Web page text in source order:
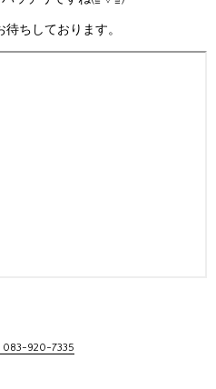
ちしております。
083-920-7335